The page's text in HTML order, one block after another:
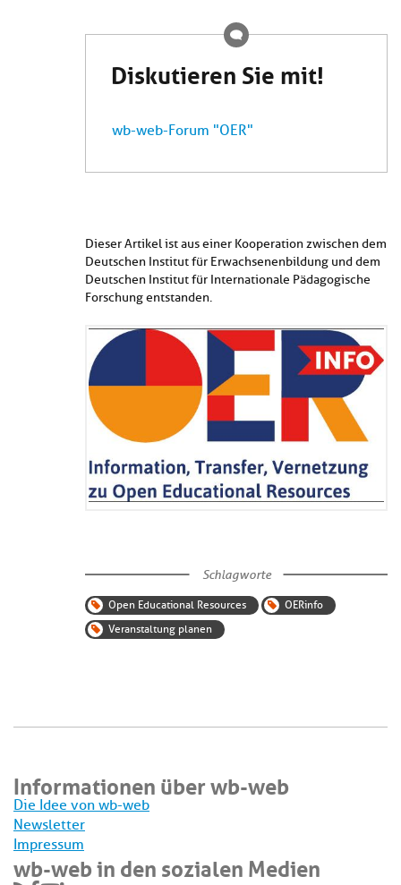
Diskutieren Sie mit!
wb-web-Forum "OER"
Dieser Artikel ist aus einer Kooperation zwischen dem
Deutschen Institut für Erwachsenenbildung und dem
Deutschen Institut für Internationale Pädagogische
Forschung entstanden.
Schlagworte
Open Educational Resources
OERinfo
Veranstaltung planen
Informationen über wb-web
Die Idee von wb-web
Newsletter
Impressum
wb-web in den sozialen Medien